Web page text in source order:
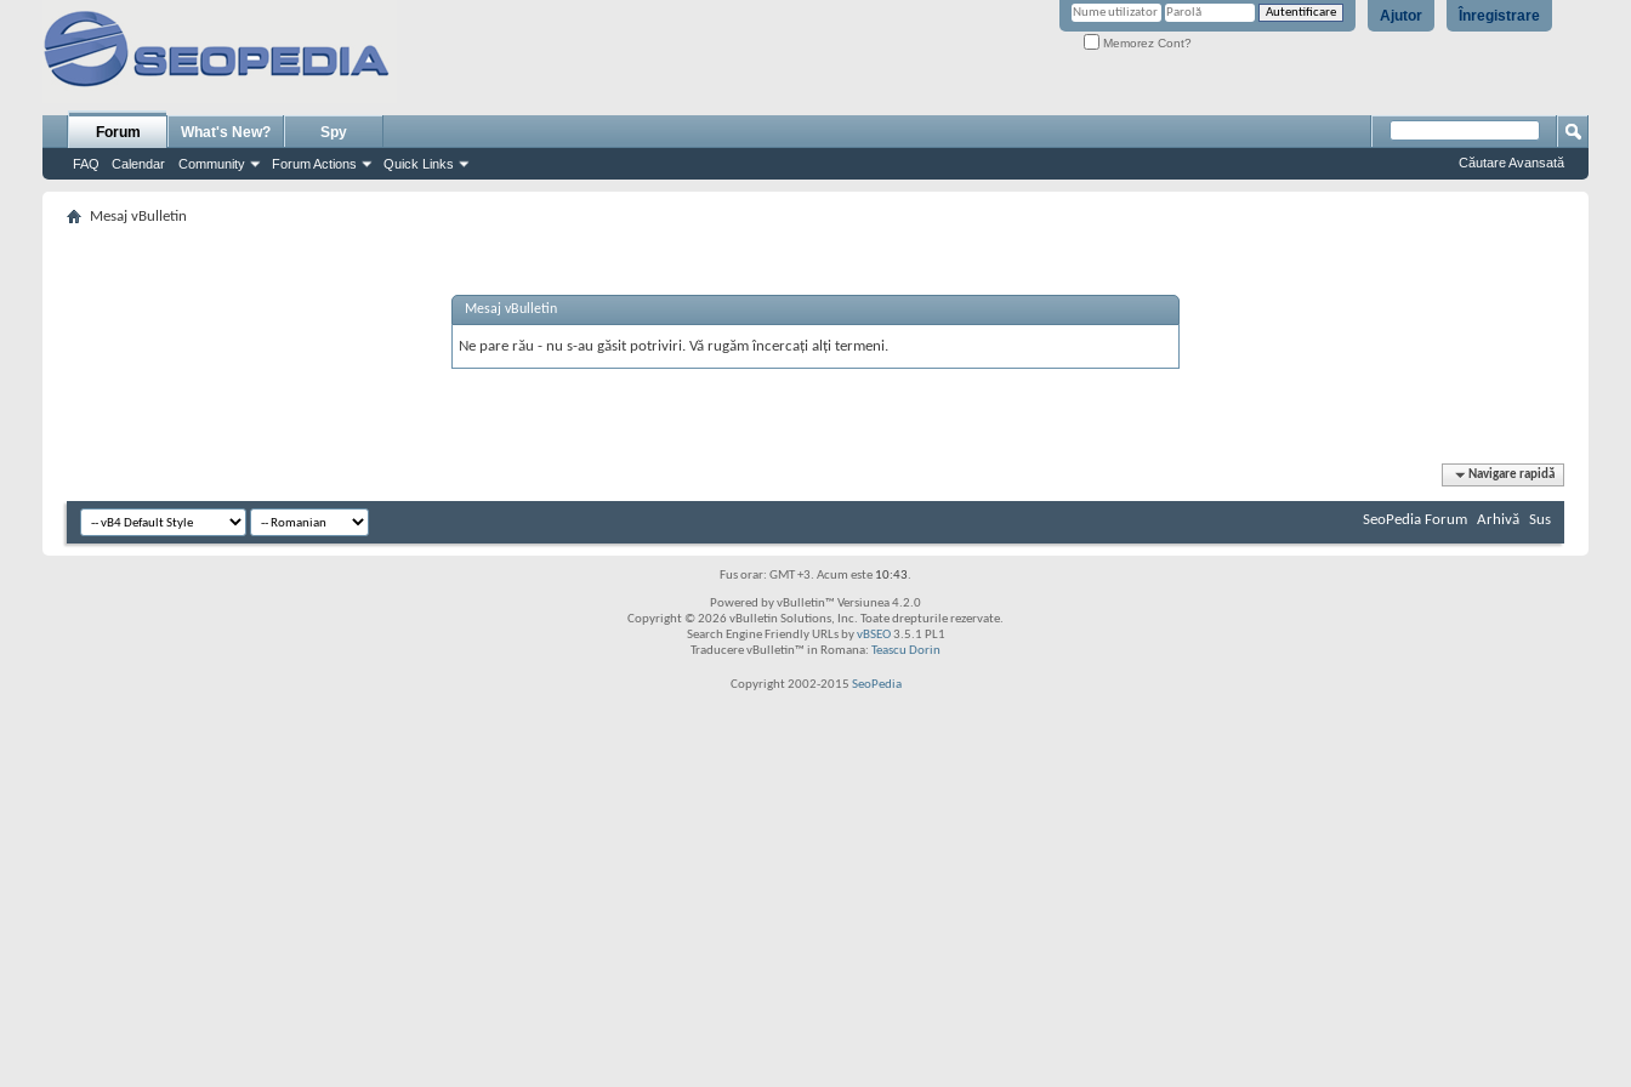
Înregistrare
Ajutor
Memorez Cont?
Forum
FAQ Calendar Community Forum Actions Quick Links
What's New? Spy
Căutare Avansată
Mesaj vBulletin
Mesaj vBulletin
Ne pare rău - nu s-au găsit potriviri. Vă rugăm încercați alți termeni.
Navigare rapidă
SeoPedia Forum Arhivă Sus
Fus orar: GMT +3. Acum este 10:43.
Powered by vBulletin™ Versiunea 4.2.0
Copyright © 2026 vBulletin Solutions, Inc. Toate drepturile rezervate.
Search Engine Friendly URLs byvBSEO3.5.1 PL1
Traducere vBulletin™ in Romana: Teascu Dorin
Copyright 2002-2015 SeoPedia